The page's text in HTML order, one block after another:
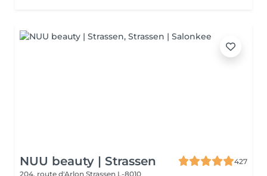
NUU beauty | Strassen
427
204, route d'Arlon Strassen L-8010